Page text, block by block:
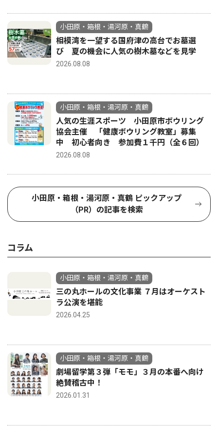
小田原・箱根・湯河原・真鶴
相模湾を一望する国府津の高台でお墓選
び 夏の機会に人気の樹木墓などを見学
2026.08.08
小田原・箱根・湯河原・真鶴
人気の生涯スポーツ 小田原市ボウリング
協会主催 「健康ボウリング教室」募集
中 初心者向き 参加費１千円（全６回）
2026.08.08
小田原・箱根・湯河原・真鶴 ピックアップ
（PR）の記事を検索
コラム
小田原・箱根・湯河原・真鶴
三の丸ホールの文化事業 ７月はオーケスト
ラ公演を堪能
2026.04.25
小田原・箱根・湯河原・真鶴
劇場留学第３弾「モモ」３月の本番へ向け
絶賛稽古中！
2026.01.31